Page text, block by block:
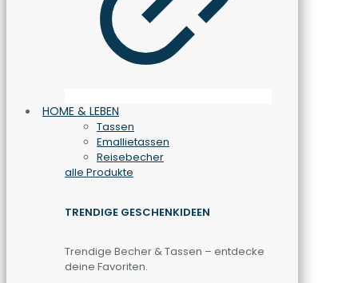
HOME & LEBEN
Tassen
Emallietassen
Reisebecher
alle Produkte
TRENDIGE GESCHENKIDEEN
Trendige Becher & Tassen – entdecke
deine Favoriten.